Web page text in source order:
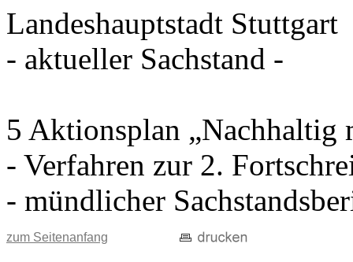
Landeshauptstadt Stuttgart
- aktueller Sachstand -
5 Aktionsplan „Nachhaltig
- Verfahren zur 2.
- mündlicher
zum Seitenanfang